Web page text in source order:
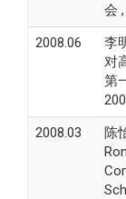
会
2008.06
李
对
第
2008.03
陈